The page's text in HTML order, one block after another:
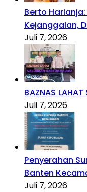
Berto
Kejanggalan,
Juli 7, 2026
BAZNAS LAHAT
Juli 7, 2026
Penyerahan
Banten
Juli 7, 2026